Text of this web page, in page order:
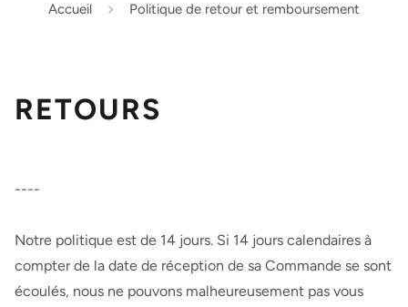
Accueil Politique de retour et remboursement
RETOURS
----
Notre politique est de 14 jours. Si 14 jours calendaires à
compter de la date de réception de sa Commande se sont
écoulés, nous ne pouvons malheureusement pas vous